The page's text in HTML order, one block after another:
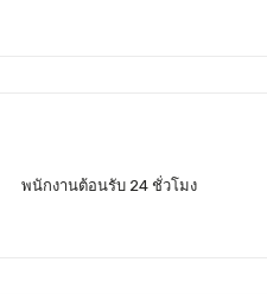
พนักงานต้อนรับ 24 ชั่วโมง